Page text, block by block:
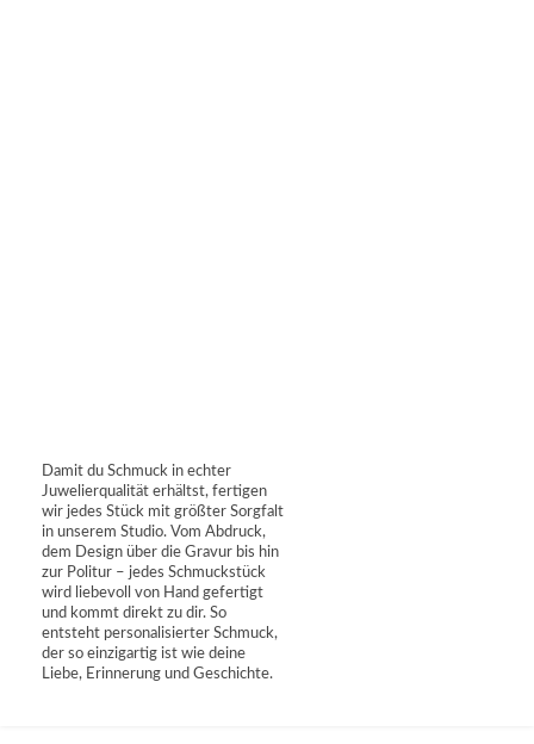
Damit du Schmuck in echter
Juwelierqualität erhältst, fertigen
wir jedes Stück mit größter Sorgfalt
in unserem Studio. Vom Abdruck,
dem Design über die Gravur bis hin
zur Politur – jedes Schmuckstück
wird liebevoll von Hand gefertigt
und kommt direkt zu dir. So
entsteht personalisierter Schmuck,
der so einzigartig ist wie deine
Liebe, Erinnerung und Geschichte.